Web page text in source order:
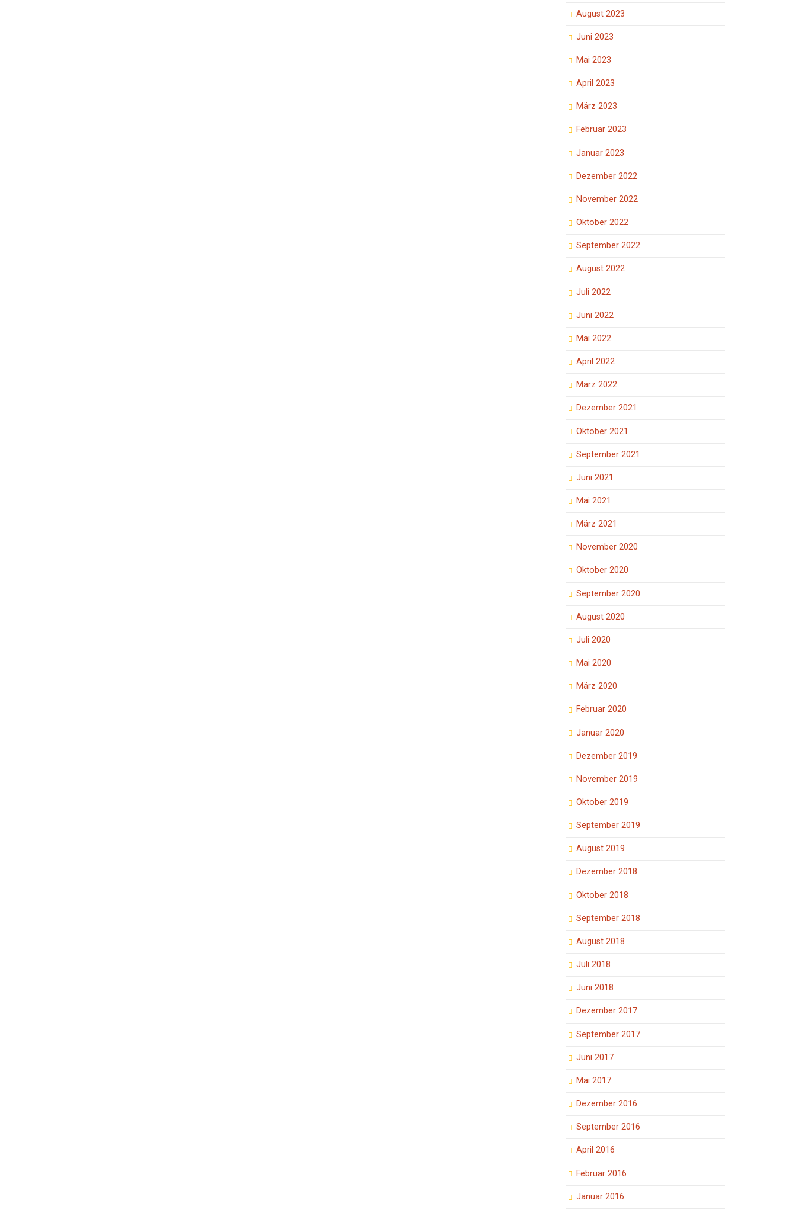
August 2023
Juni 2023
Mai 2023
April 2023
März 2023
Februar 2023
Januar 2023
Dezember 2022
November 2022
Oktober 2022
September 2022
August 2022
Juli 2022
Juni 2022
Mai 2022
April 2022
März 2022
Dezember 2021
Oktober 2021
September 2021
Juni 2021
Mai 2021
März 2021
November 2020
Oktober 2020
September 2020
August 2020
Juli 2020
Mai 2020
März 2020
Februar 2020
Januar 2020
Dezember 2019
November 2019
Oktober 2019
September 2019
August 2019
Dezember 2018
Oktober 2018
September 2018
August 2018
Juli 2018
Juni 2018
Dezember 2017
September 2017
Juni 2017
Mai 2017
Dezember 2016
September 2016
April 2016
Februar 2016
Januar 2016